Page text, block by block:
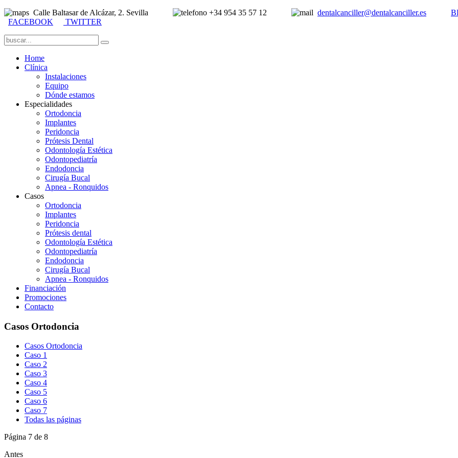
Calle Baltasar de Alcázar, 2. Sevilla +34 954 35 57 12 dentalcanciller@dentalcanciller.es
FACEBOOK
TWITTER
Home
Clínica
Instalaciones
Equipo
Dónde estamos
Especialidades
Ortodoncia
Implantes
Peridoncia
Prótesis Dental
Odontología Estética
Odontopediatría
Endodoncia
Cirugía Bucal
Apnea - Ronquidos
Casos
Ortodoncia
Implantes
Peridoncia
Prótesis dental
Odontología Estética
Odontopediatría
Endodoncia
Cirugía Bucal
Apnea - Ronquidos
Financiación
Promociones
Contacto
Casos Ortodoncia
Casos Ortodoncia
Caso 1
Caso 2
Caso 3
Caso 4
Caso 5
Caso 6
Caso 7
Todas las páginas
Página 7 de 8
Antes